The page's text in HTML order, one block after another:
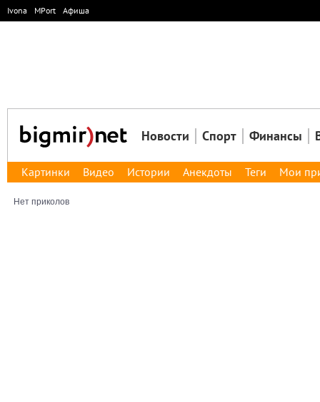
Ivona MPort Афиша
Новости Спорт Финансы
Картинки Видео Истории Анекдоты Теги Мои
Нет приколов